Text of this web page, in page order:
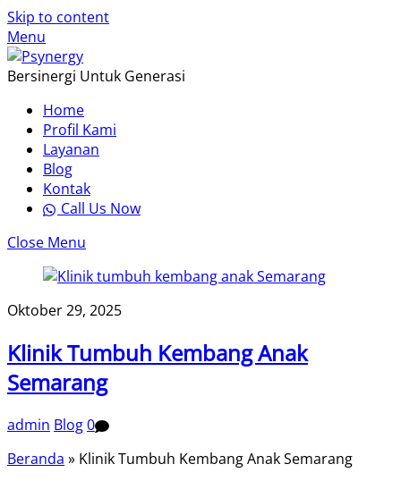
Skip to content
Menu
Bersinergi Untuk Generasi
Home
Profil Kami
Layanan
Blog
Kontak
Call Us Now
Close Menu
Oktober 29, 2025
Klinik Tumbuh Kembang Anak
Semarang
admin Blog0
Beranda » Klinik Tumbuh Kembang Anak Semarang